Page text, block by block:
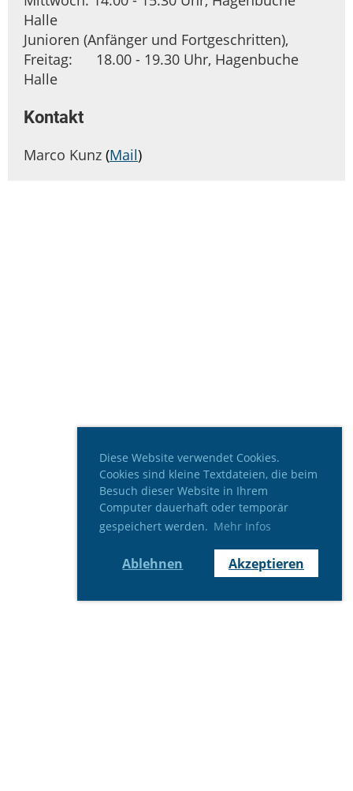
Diese Website verwendet Cookies.
Cookies sind kleine Textdateien, die beim
Besuch dieser Website in Ihrem
Computer dauerhaft oder temporär
gespeichert werden. Mehr Infos
Ablehnen Akzeptieren
Halle
Junioren (Anfänger und Fortgeschritten),
Freitag: 18.00 - 19.30 Uhr, Hagenbuche
Halle
Kontakt
Marco Kunz (Mail)